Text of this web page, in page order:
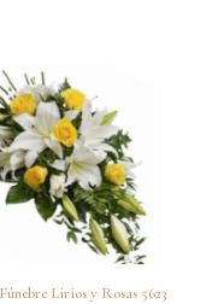
Lirios y Rosas 5623